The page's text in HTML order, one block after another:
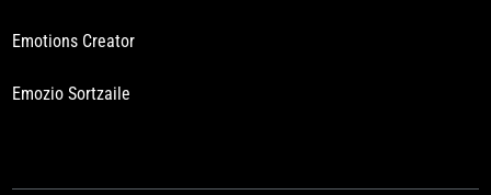
Emotions Creator
Emozio Sortzaile